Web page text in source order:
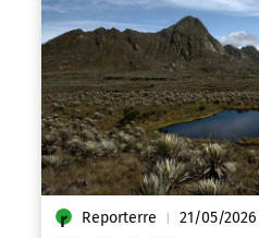
Reporterre | 21/05/2026